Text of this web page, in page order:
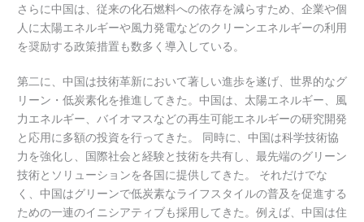
さらに中国は、従来の化石燃料への依存を減らすため、企業や個
人に太陽エネルギーや風力発電などのクリーンエネルギーの利用
を奨励する政策措置も数多く導入している。
第二に、中国は技術革新において著しい進歩を遂げ、世界的なグ
リーン・低炭素化を推進してきた。中国は、太陽エネルギー、風
力エネルギー、バイオマスなどの再生可能エネルギーの研究開発
と応用に多額の投資を行ってきた。 同時に、中国は科学技術協
力を強化し、国際社会と経験と技術を共有し、最先端のグリーン
技術とソリューションを各国に提供してきた。 それだけでな
く、中国はグリーンで低炭素なライフスタイルの普及を促進する
ための一連のイニシアティブも採用してきた。例えば、中国は住